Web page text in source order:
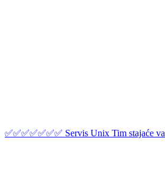
✅✅✅✅✅✅✅ Servis Unix Tim stajaće va